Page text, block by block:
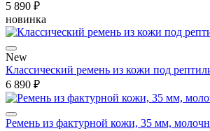
5 890 ₽
новинка
New
Классический ремень из кожи под
6 890 ₽
Ремень из фактурной кожи, 35 мм,